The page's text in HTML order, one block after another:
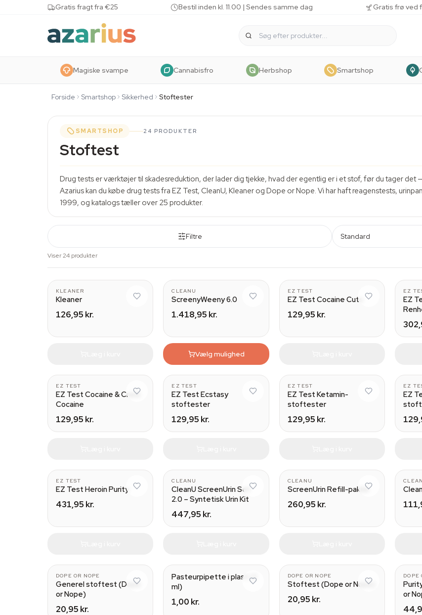
Skip to content Gratis fragt fra €25 Bestil inden kl. 11.00 | Sendes samme dag Gratis frø ved
Magiske svampe Cannabisfro Herbshop Smartshop
Forside Smartshop Sikkerhed Stoftester
SMARTSHOP 24 PRODUKTER
Stoftest
Drug tests er værktøjer til skadesreduktion, der lader dig tjekke, hvad der egentlig er i et stof, før du tager det
Azarius kan du købe drug tests fra EZ Test, CleanU, Kleaner og Dope or Nope. Vi har haft reagenstests,
1999, og katalogs tæller over 25 produkter.
Filtre Standard
Viser 24 produkter
With spray
KLEANER
Kleaner
126,95 kr.
CLEANU
ScreenyWeeny 6.0
1.418,95 kr.
Vælg mulighed
5
EZ TEST
EZ Test Cocaine Cuts
129,95 kr.
EZ
EZ
EZ TEST
EZ Test Cocaine & Crack
Cocaine
129,95 kr.
EZ TEST
EZ Test Ecstasy
stoftester
129,95 kr.
EZ TEST
EZ Test Ketamin-
stoftester
129,95 kr.
EZ
EZ
EZ TEST
EZ Test Heroin Purity
431,95 kr.
CLEANU
CleanU ScreenUrin Set
2.0 – Syntetisk Urin Kit
447,95 kr.
CLEANU
ScreenUrin Refill-pakke
260,95 kr.
DOPE OR NOPE
Generel stoftest (Dope
or Nope)
20,95 kr.
Pasteurpipette i plast (3
ml)
1,00 kr.
DOPE OR NOPE
Stoftest (Dope or Nope)
20,95 kr.
DOPE
or